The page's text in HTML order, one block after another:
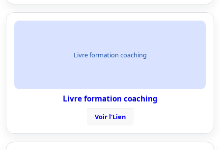
Livre formation coaching
Livre formation coaching
Voir l'Lien